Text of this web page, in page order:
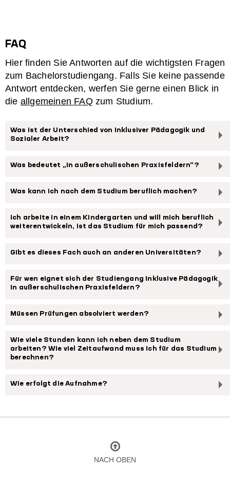
FAQ
Hier finden Sie Antworten auf die wichtigsten Fragen
zum Bachelorstudiengang. Falls Sie keine passende
Antwort entdecken, werfen Sie gerne einen Blick in
die allgemeinen FAQzum Studium.
Was ist der Unterschied von Inklusiver Pädagogik und
Sozialer Arbeit?
Was bedeutet „in außerschulischen Praxisfeldern“?
Was kann ich nach dem Studium beruflich machen?
Ich arbeite in einem Kindergarten und will mich beruflich
weiterentwickeln, ist das Studium für mich passend?
Gibt es dieses Fach auch an anderen Universitäten?
Für wen eignet sich der Studiengang Inklusive Pädagogik
in außerschulischen Praxisfeldern?
Müssen Prüfungen absolviert werden?
Wie viele Stunden kann ich neben dem Studium
arbeiten? Wie viel Zeitaufwand muss ich für das Studium
berechnen?
Wie erfolgt die Aufnahme?
NACH OBEN